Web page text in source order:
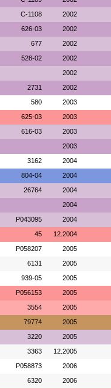
C-1108 2002
626-03 2002
677 2002
528-02 2002
2002
2731 2002
580 2003
625-03 2003
616-03 2003
2003
3162 2004
804-04 2004
26764 2004
2004
P043095 2004
45 12.2004
P058207 2005
6131 2005
939-05 2005
P056153 2005
3554 2005
79774 2005
3220 2005
3363 12.2005
P058873 2006
6320 2006